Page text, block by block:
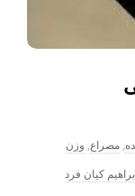
, مصراع, وزن
ابراهیم کیان فرد